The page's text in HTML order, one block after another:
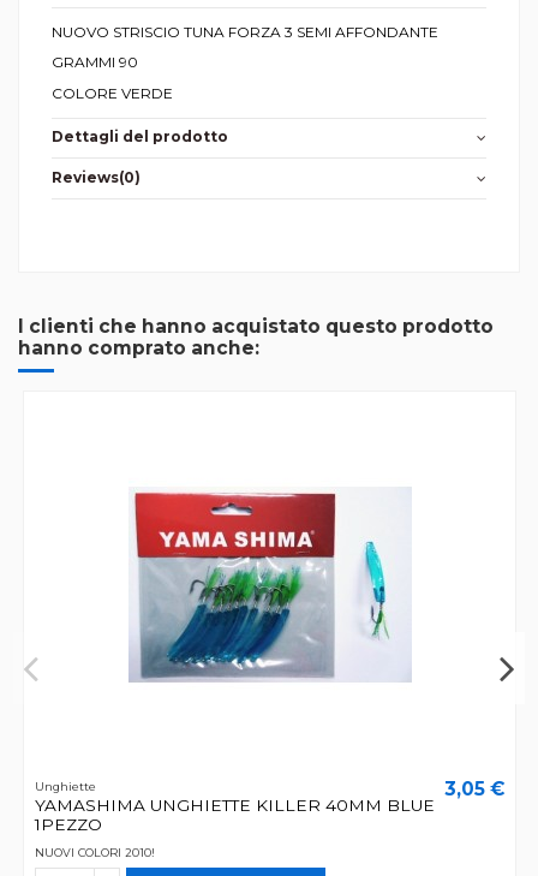
NUOVO STRISCIO TUNA FORZA 3 SEMI AFFONDANTE
GRAMMI 90
COLORE VERDE
Dettagli del prodotto
Reviews(0)
I clienti che hanno acquistato questo prodotto
hanno comprato anche:
Unghiette
YAMASHIMA UNGHIETTE KILLER 40MM BLUE
1PEZZO
3,05 €
NUOVI COLORI 2010!